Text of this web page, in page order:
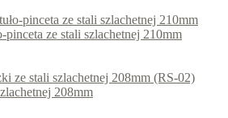
pinceta ze stali szlachetnej 210mm
(RS-02)
208mm